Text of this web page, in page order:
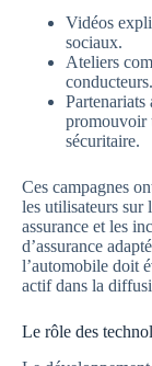
Vidéos
sociaux.
Ateliers
conducteurs.
promouvoir
sécuritaire.
Ces campagnes
les utilisateurs sur
assurance et les
d’assurance
l’automobile doit
actif dans la
Le rôle des